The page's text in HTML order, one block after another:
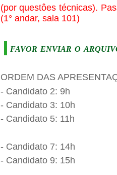
(por questôes técnicas).
(1° andar, sala 101)
favor enviar o
ORDEM DAS
- Candidato 2: 9h
- Candidato 3: 10h
- Candidato 5: 11h
- Candidato 7: 14h
- Candidato 9: 15h